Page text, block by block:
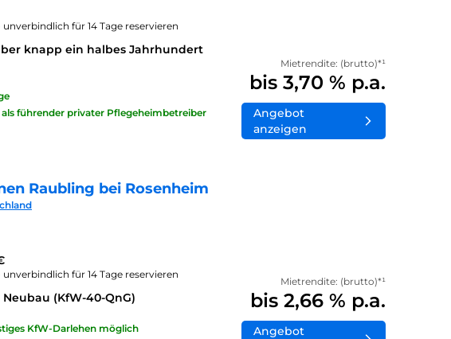
für 14 Tage reservieren
knapp ein halbes Jahrhundert
führender privater Pflegeheimbetreiber
Mietrendite: (brutto)*¹
bis 3,70 % p.a.
Angebot
anzeigen
Raubling bei Rosenheim
für 14 Tage reservieren
(KfW-40-QnG)
KfW-Darlehen möglich
Mietrendite: (brutto)*¹
bis 2,66 % p.a.
Angebot